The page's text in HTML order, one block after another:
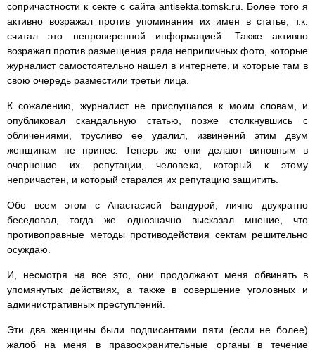
сопричастности к секте с сайта antisekta.tomsk.ru. Более того я
активно возражал против упоминания их имен в статье, т.к.
считал это непроверенной информацией. Также активно
возражал против размещения ряда неприличных фото, которые
журналист самостоятельно нашел в интернете, и которые там в
свою очередь разместили третьи лица.
К сожалению, журналист не прислушался к моим словам, и
опубликовал скандальную статью, позже столкнувшись с
обличениями, трусливо ее удалил, извинений этим двум
женщинам не принес. Теперь же они делают виновным в
очернение их репутации, человека, который к этому
непричастен, и который старался их репутацию защитить.
Обо всем этом с Анастасией Бандурой, лично двукратно
беседовал, тогда же однозначно высказал мнение, что
противоправные методы противодействия сектам решительно
осуждаю.
И, несмотря на все это, они продолжают меня обвинять в
упомянутых действиях, а также в совершение уголовных и
административных преступлений.
Эти два женщины были подписантами пяти (если не более)
жалоб на меня в правоохранительные органы в течение